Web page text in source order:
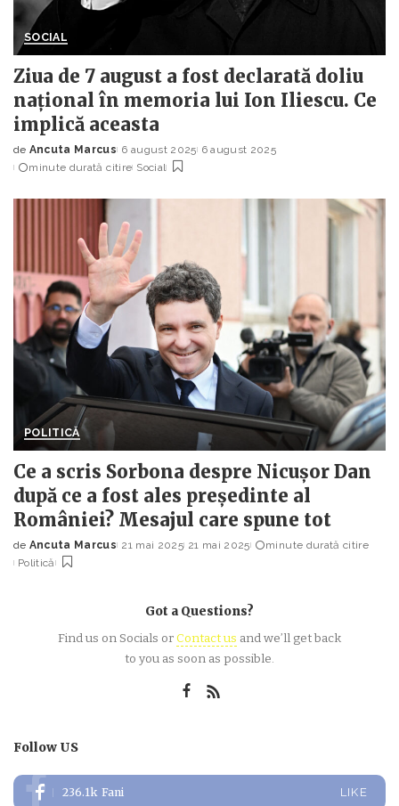
SOCIAL
Ziua de 7 august a fost declarată doliu
național în memoria lui Ion Iliescu. Ce
implică aceasta
Posted
by
de Ancuta Marcus 6 august 2025 6 august 2025
minute durată citire Social
POLITICĂ
Ce a scris Sorbona despre Nicușor Dan
după ce a fost ales președinte al
României? Mesajul care spune tot
Posted
by
de Ancuta Marcus 21 mai 2025 21 mai 2025
minute durată citire
Politică
Got a Questions?
Find us on Socials orContact us and we’ll get back
to you as soon as possible.
Follow US
236.1k Fani LIKE